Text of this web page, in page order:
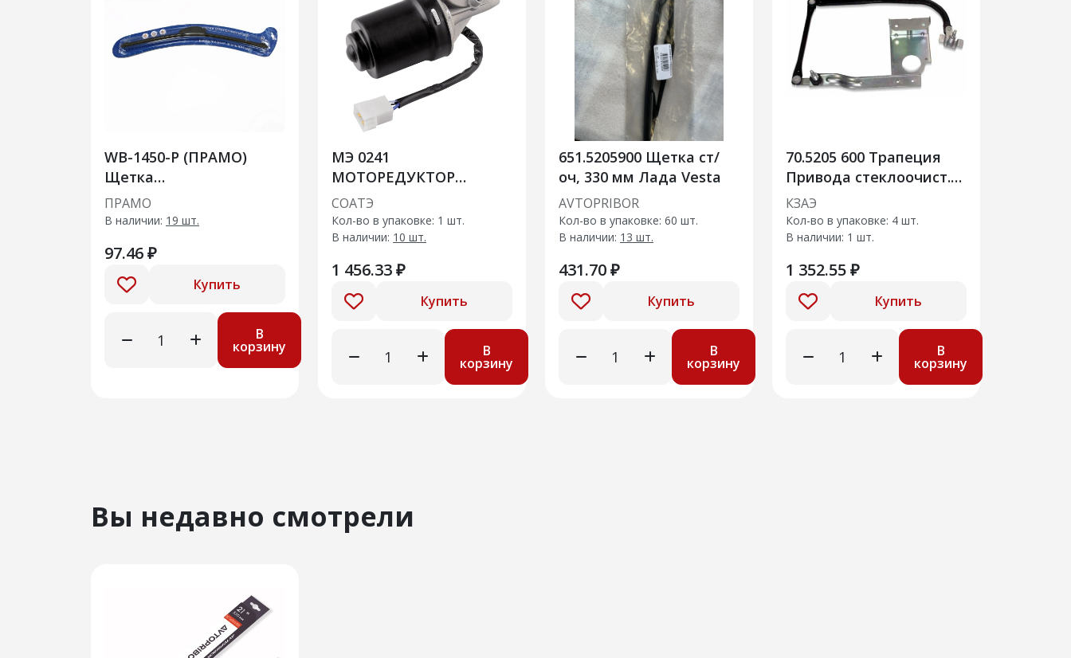
WB-1450-P (ПРАМО)
Щетка
стеклоочистителя
бескаркасная 450 мм
ПРАМО
В наличии: 19 шт.
97.46 ₽
Купить
В
корзину
МЭ 0241
МОТОРЕДУКТОР
СТЕКЛООЧИСТИТЕЛЯ
СОАТЭ
Кол-во в упаковке: 1 шт.
В наличии: 10 шт.
1 456.33 ₽
Купить
В
корзину
651.5205900 Щетка ст/
оч, 330 мм Лада Vesta
AVTOPRIBOR
Кол-во в упаковке: 60 шт.
В наличии: 13 шт.
431.70 ₽
Купить
В
корзину
70.5205 600 Трапеция
Привода стеклоочист.
12В ГАЗ 10 мм)
КЗАЭ
Кол-во в упаковке: 4 шт.
В наличии: 1 шт.
1 352.55 ₽
Купить
В
корзину
Вы недавно смотрели